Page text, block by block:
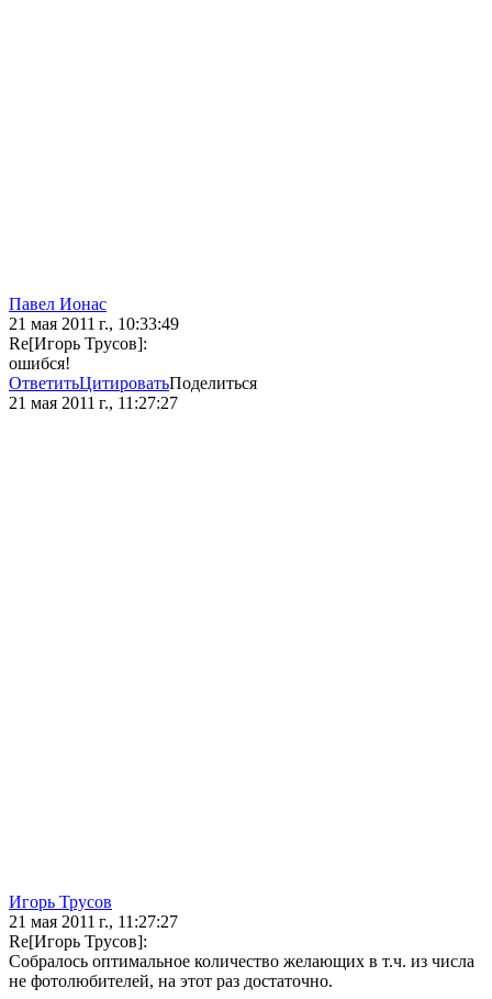
Павел Ионас
21 мая 2011 г., 10:33:49
Re[Игорь Трусов]:
ошибся!
ОтветитьЦитироватьПоделиться
21 мая 2011 г., 11:27:27
Игорь Трусов
21 мая 2011 г., 11:27:27
Re[Игорь Трусов]:
Собралось оптимальное количество желающих в т.ч. из числа
не фотолюбителей, на этот раз достаточно.